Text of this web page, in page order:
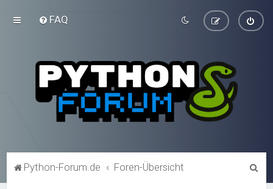
FAQ
Python-Forum.de Foren-Übersicht